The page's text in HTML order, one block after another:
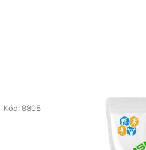
Kód: 8805